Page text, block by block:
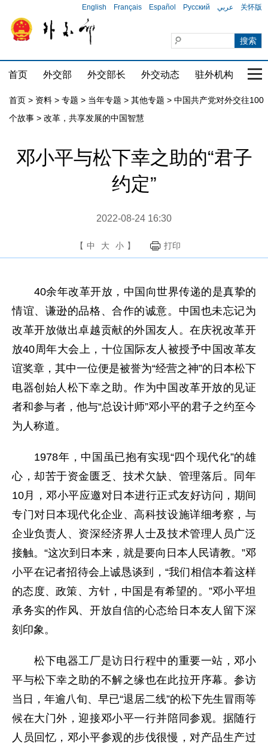
English Français Español Русский عربي 关怀版
首页 外交部 外交部长 外交动态 驻外机构 国
首页 > 资料 > 专题 > 当年专题 > 其他专题 > 中国共产党对外交往100
个故事 > 改革，共享发展的中国智慧
邓小平与松下幸之助的“君子
约定”
2022-08-24 16:30
【 中 大 小 】 打印
40余年改革开放，中国向世界传递的是真挚的
情谊、谦逊的品格、合作的诚意。中国也未忘记为
改革开放做出卓越贡献的外国友人。在庆祝改革开
放40周年大会上，十位国际友人被授予中国改革友
谊奖章，其中一位便是被誉为“经营之神”的日本松下
电器创始人松下幸之助。作为中国改革开放的见证
者和参与者，他与“总设计师”邓小平的君子之约至今
为人称道。
1978年，中国虽已抱有实现“四个现代化”的雄
心，却苦于资金匮乏、技术欠缺、管理落后。同年
10月，邓小平应邀对日本进行正式友好访问，期间
专门对日本现代化企业、高科技设施详细考察，与
企业负责人、资深经济界人士及技术管理人员广泛
接触。“这次到日本来，就是要向日本人民请教。”邓
小平在记者招待会上诚恳谈到，“我们相信本着这样
的态度、政策、方针，中国是有希望的。”邓小平坦
承务实的作风、开放自信的心态给日本友人留下深
刻印象。
松下电器工厂是访日行程中的重要一站，邓小
平与松下幸之助的不解之缘也在此拉开序幕。参访
当日，年逾八旬、早已“退居二线”的松下先生冒雨等
候在大门外，迎接邓小平一行并陪同参观。据随行
人员回忆，邓小平参观的步伐很慢，对产品生产过